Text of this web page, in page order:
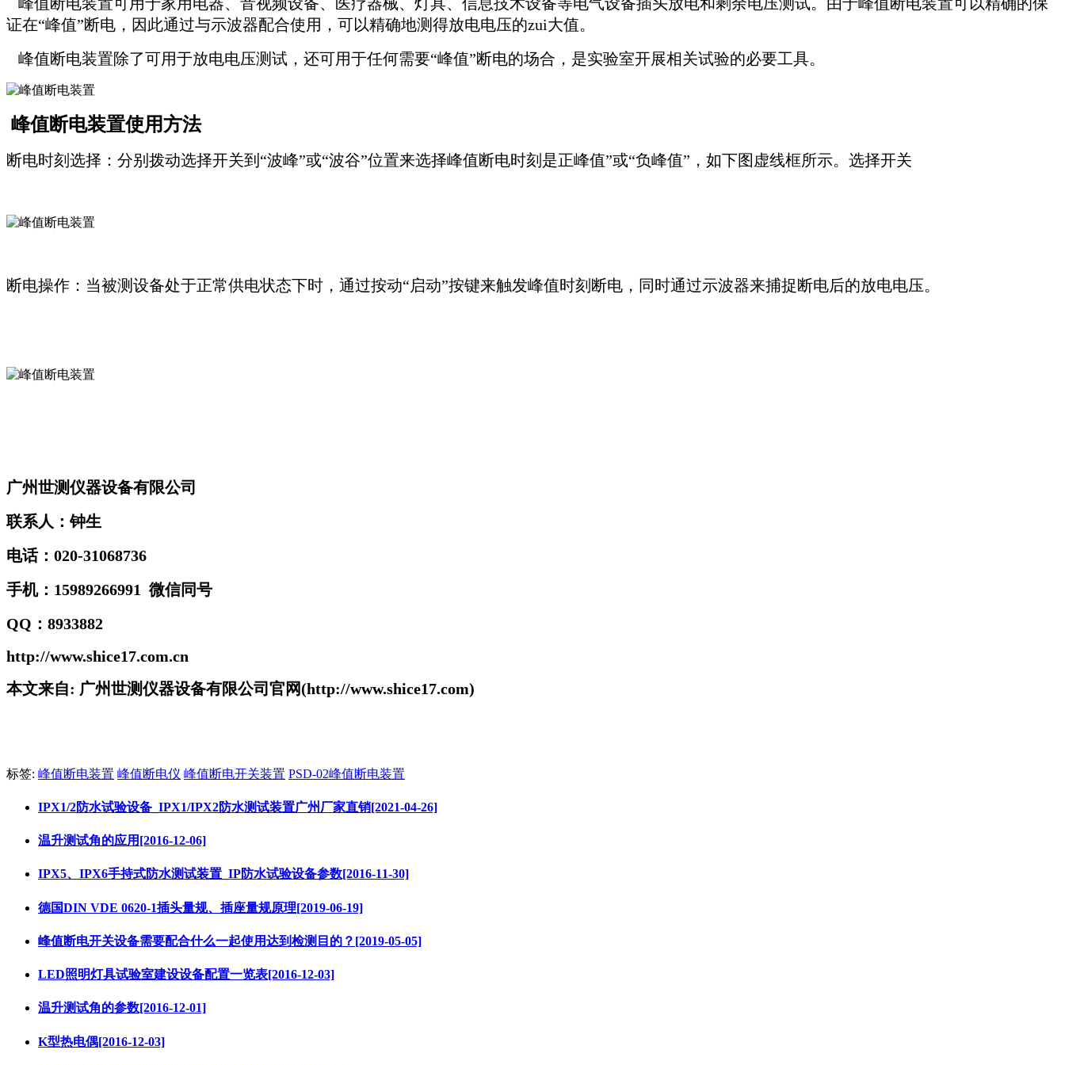
证在“峰值”断电，因此通过与示波器配合使用，可以精确地测得放电电压的zui大值。
峰值断电装置除了可用于放电电压测试，还可用于任何需要“峰值”断电的场合，是实验室开展相关试验的必要工具。
峰值断电装置使用方法
断电时刻选择：分别拨动选择开关到“波峰”或“波谷”位置来选择峰值断电时刻是正峰值”或“负峰值”，如下图虚线框所示。选择开关
断电操作：当被测设备处于正常供电状态下时，通过按动“启动”按键来触发峰值时刻断电，同时通过示波器来捕捉断电后的放电电压。
广州世测仪器设备有限公司
联系人：钟生
电话：020-31068736
手机：15989266991 微信同号
QQ：8933882
http://www.shice17.com.cn
本文来自: 广州世测仪器设备有限公司官网(http://www.shice17.com)
标签: 峰值断电装置 峰值断电仪 峰值断电开关装置 PSD-02峰值断电装置
IPX1/2防水试验设备_IPX1/IPX2防水测试装置广州厂家直销[2021-04-26]
温升测试角的应用[2016-12-06]
IPX5、IPX6手持式防水测试装置_IP防水试验设备参数[2016-11-30]
德国DIN VDE 0620-1插头量规、插座量规原理[2019-06-19]
峰值断电开关设备需要配合什么一起使用达到检测目的？[2019-05-05]
LED照明灯具试验室建设设备配置一览表[2016-12-03]
温升测试角的参数[2016-12-01]
K型热电偶[2016-12-03]